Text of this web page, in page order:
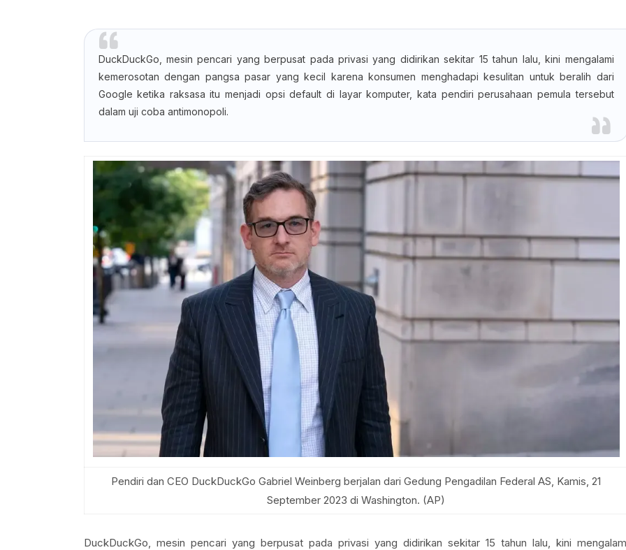
DuckDuckGo, mesin pencari yang berpusat pada privasi yang didirikan sekitar 15 tahun lalu, kini mengalami
kemerosotan dengan pangsa pasar yang kecil karena konsumen menghadapi kesulitan untuk beralih dari
Google ketika raksasa itu menjadi opsi default di layar komputer, kata pendiri perusahaan pemula tersebut
dalam uji coba antimonopoli.
Pendiri dan CEO DuckDuckGo Gabriel Weinberg berjalan dari Gedung Pengadilan Federal AS, Kamis, 21
September 2023 di Washington. (AP)
DuckDuckGo, mesin pencari yang berpusat pada privasi yang didirikan sekitar 15 tahun lalu, kini